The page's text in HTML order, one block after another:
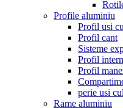
Profile aluminiu
Profil usi
Profil cant
Sisteme
Profil
Profil
perie usi
Rame aluminiu